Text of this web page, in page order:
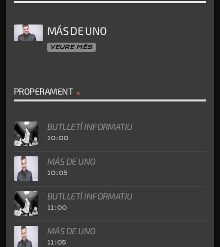
MÁS DE UNO
VEURE MÉS
PROPERAMENT
BUTLLETÍ INFORMATIU
10:00
MÁS DE UNO
10:05
BUTLLETÍ INFORMATIU
11:00
MÁS DE UNO
11:05